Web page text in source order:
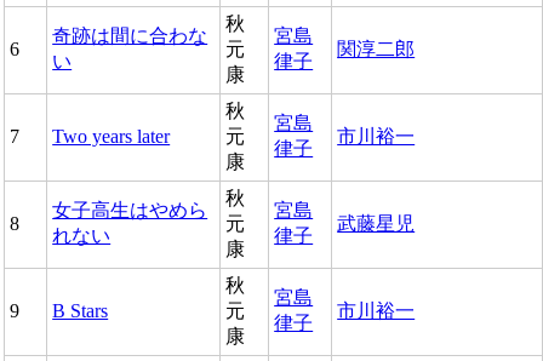
6
奇跡は間に合わな
い
秋
元
康
宮島
律子
関淳二郎
7 Two years later
秋
元
康
宮島
律子
市川裕一
8
女子高生はやめら
れない
秋
元
康
宮島
律子
武藤星児
9 B Stars
秋
元
康
宮島
律子
市川裕一